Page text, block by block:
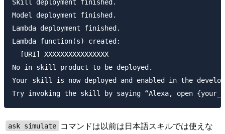
Skill deployment finished.
Model deployment finished.
Lambda deployment finished.
Lambda function(s) created:
  [URI] XXXXXXXXXXXXXXXX
No in-skill product to be deployed.
Your skill is now deployed and enabled in the
ask simulate
コマンドは以前は日本語スキルでは使えな